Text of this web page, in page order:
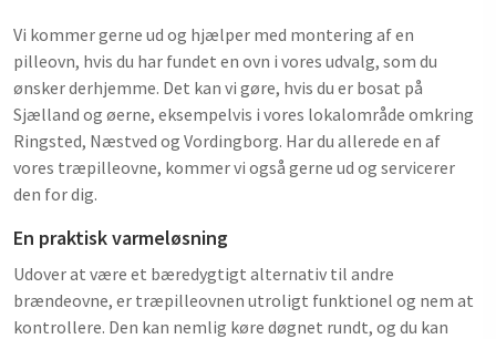
Vi kommer gerne ud og hjælper med montering af en
pilleovn, hvis du har fundet en ovn i vores udvalg, som du
ønsker derhjemme. Det kan vi gøre, hvis du er bosat på
Sjælland og øerne, eksempelvis i vores lokalområde omkring
Ringsted, Næstved og Vordingborg. Har du allerede en af
vores træpilleovne, kommer vi også gerne ud og servicerer
den for dig.
En praktisk varmeløsning
Udover at være et bæredygtigt alternativ til andre
brændeovne, er træpilleovnen utroligt funktionel og nem at
kontrollere. Den kan nemlig køre døgnet rundt, og du kan